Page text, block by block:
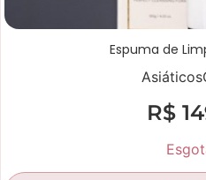
Espuma de
Asiáticos
R$